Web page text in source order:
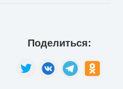
Поделиться: